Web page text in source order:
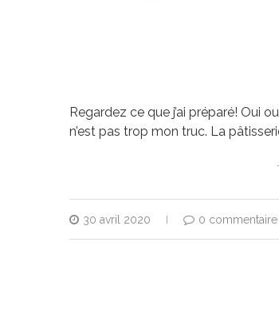
Regardez ce que j’ai préparé! Oui
n’est pas trop mon truc. La
30 avril 2020 0 commentaire